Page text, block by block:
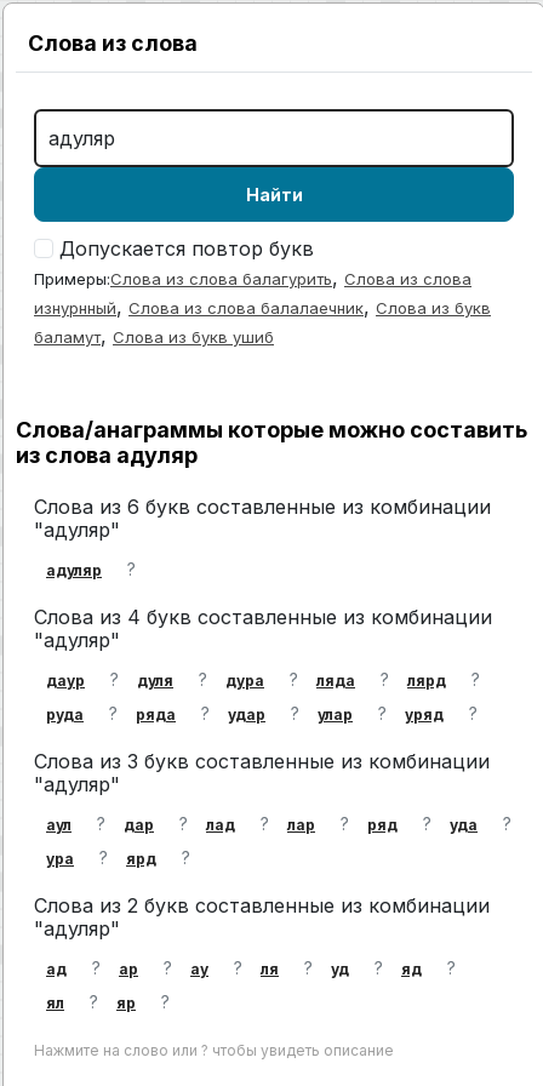
Слова из слова
Найти
Допускается повтор букв
Примеры:Слова из слова балагурить, Слова из слова
изнурнный, Слова из слова балалаечник, Слова из букв
баламут, Слова из букв ушиб
Слова/анаграммы которые можно составить
из слова адуляр
Слова из 6 букв составленные из комбинации
"адуляр"
адуляр ?
Слова из 4 букв составленные из комбинации
"адуляр"
даур ? дуля ? дура ? ляда ? лярд ?
руда ? ряда ? удар ? улар ? уряд ?
Слова из 3 букв составленные из комбинации
"адуляр"
аул ? дар ? лад ? лар ? ряд ? уда ?
ура ? ярд ?
Слова из 2 букв составленные из комбинации
"адуляр"
ад ? ар ? ау ? ля ? уд ? яд ?
ял ? яр ?
Нажмите на слово или ? чтобы увидеть описание